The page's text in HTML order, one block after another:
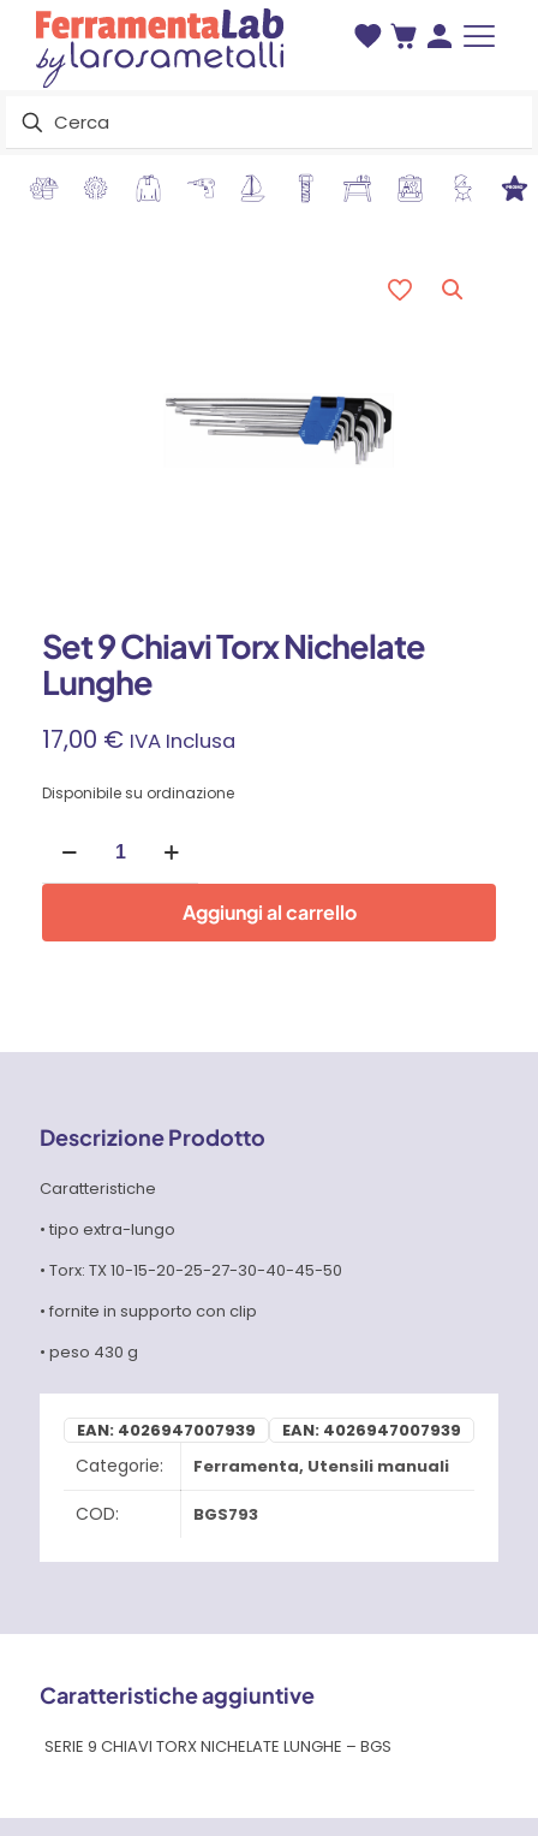
Set 9 Chiavi Torx Nichelate
Lunghe
17,00 € IVA Inclusa
Disponibile su ordinazione
Chiavi
Lunghe
Aggiungi al carrello
Descrizione Prodotto
Caratteristiche
• tipo extra-lungo
• Torx: TX 10-15-20-25-27-30-40-45-50
• fornite in supporto con clip
• peso 430 g
EAN: 4026947007939 EAN: 4026947007939
Categorie: Ferramenta, Utensili manuali
COD: BGS793
Caratteristiche aggiuntive
SERIE 9 CHIAVI TORX NICHELATE LUNGHE – BGS